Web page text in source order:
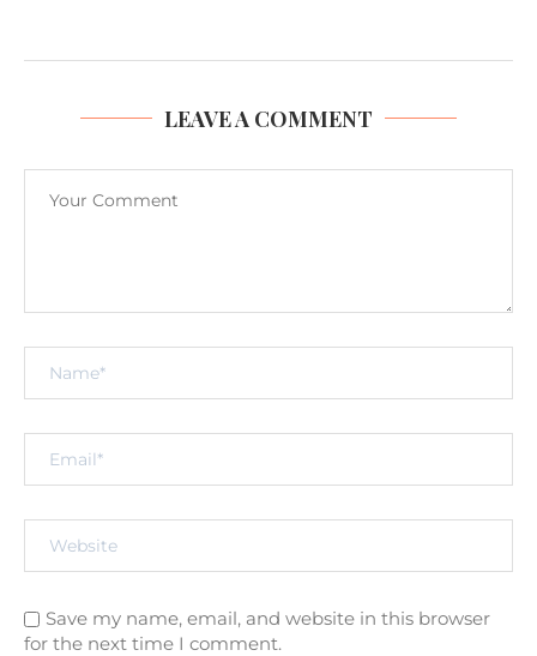
LEAVE A COMMENT
Save my name, email, and website in this browser
for the next time I comment.